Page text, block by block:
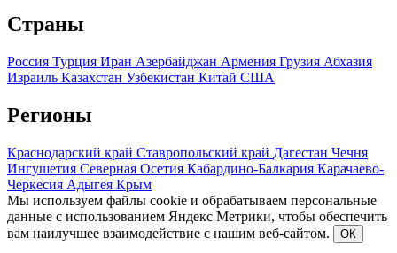
Страны
Россия Турция Иран Азербайджан Армения Грузия Абхазия
Израиль Казахстан Узбекистан Китай США
Регионы
Краснодарский край Ставропольский край Дагестан Чечня
Ингушетия Северная Осетия Кабардино-Балкария Карачаево-
Черкесия Адыгея Крым
Мы используем файлы cookie и обрабатываем персональные
данные с использованием Яндекс Метрики, чтобы обеспечить
вам наилучшее взаимодействие с нашим веб-сайтом.
ОК